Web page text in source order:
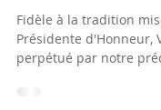
SNI2A récolte
pour
Bordeaux...